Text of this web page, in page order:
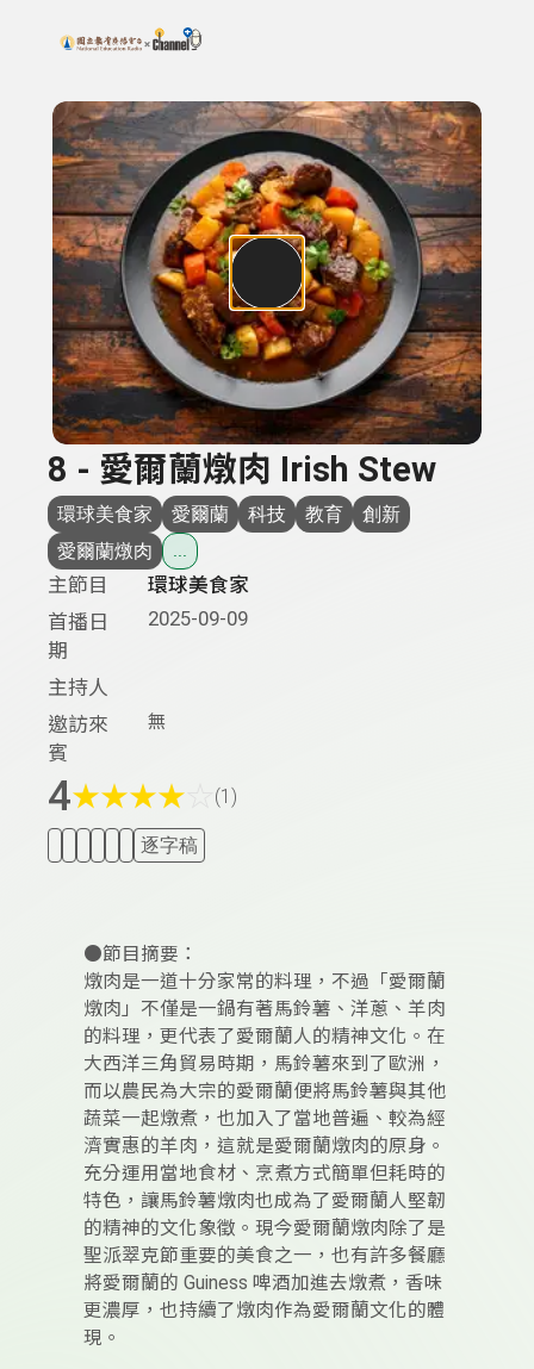
上方功能區塊
搜尋關鍵字：可輸入節目名稱、主持人或關鍵字
8 - 愛爾蘭燉肉 Irish Stew
環球美食家 愛爾蘭 科技 教育
創新
愛爾蘭燉肉
主節目
環球美食家
首播日
期
2025-09-09
主持人
邀訪來
賓
無
4★★★★ (1)
逐字稿
●節目摘要：
燉肉是一道十分家常的料理，不過「愛爾蘭
燉肉」不僅是一鍋有著馬鈴薯、洋蔥、羊肉
的料理，更代表了愛爾蘭人的精神文化。在
大西洋三角貿易時期，馬鈴薯來到了歐洲，
而以農民為大宗的愛爾蘭便將馬鈴薯與其他
蔬菜一起燉煮，也加入了當地普遍、較為經
濟實惠的羊肉，這就是愛爾蘭燉肉的原身。
充分運用當地食材、烹煮方式簡單但耗時的
特色，讓馬鈴薯燉肉也成為了愛爾蘭人堅韌
的精神的文化象徵。現今愛爾蘭燉肉除了是
聖派翠克節重要的美食之一，也有許多餐廳
將愛爾蘭的 Guiness 啤酒加進去燉煮，香味
更濃厚，也持續了燉肉作為愛爾蘭文化的體
現。